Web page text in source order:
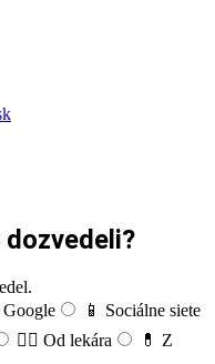
📱 Sociálne siete
👨‍⚕️ Od lekára
💊 Z